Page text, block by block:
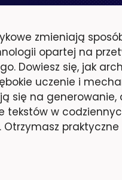
zmieniają
opartej na
Dowiesz się, jak
uczenie i
się na generowanie,
tekstów w
praktyczne